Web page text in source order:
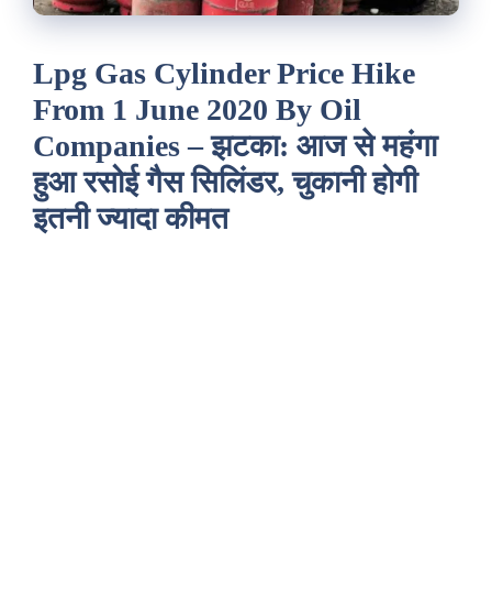
Lpg Gas Cylinder Price Hike
From 1 June 2020 By Oil
Companies – झटका: आज से महंगा
हुआ रसोई गैस सिलिंडर, चुकानी होगी
इतनी ज्यादा कीमत